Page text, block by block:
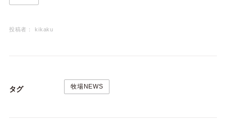
投稿者： kikaku
タグ 牧場NEWS